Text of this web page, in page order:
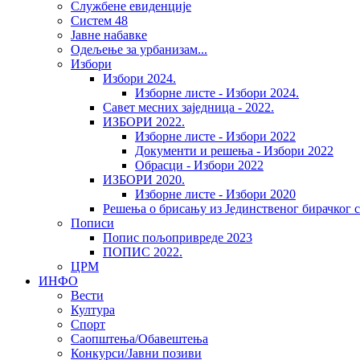
Службене евиденције
Систем 48
Јавне набавке
Одељење за урбанизам...
Избори
Избори 2024.
Изборне листе - Избори 2024.
Савет месних заједница - 2022.
ИЗБОРИ 2022.
Изборне листе - Избори 2022
Документи и решења - Избори 2022
Обрасци - Избори 2022
ИЗБОРИ 2020.
Изборне листе - Избори 2020
Решења о брисању из Јединственог бирачког
Пописи
Попис пољопривреде 2023
ПОПИС 2022.
ЦРМ
ИНФО
Вести
Култура
Спорт
Саопштења/Обавештења
Конкурси/Јавни позиви